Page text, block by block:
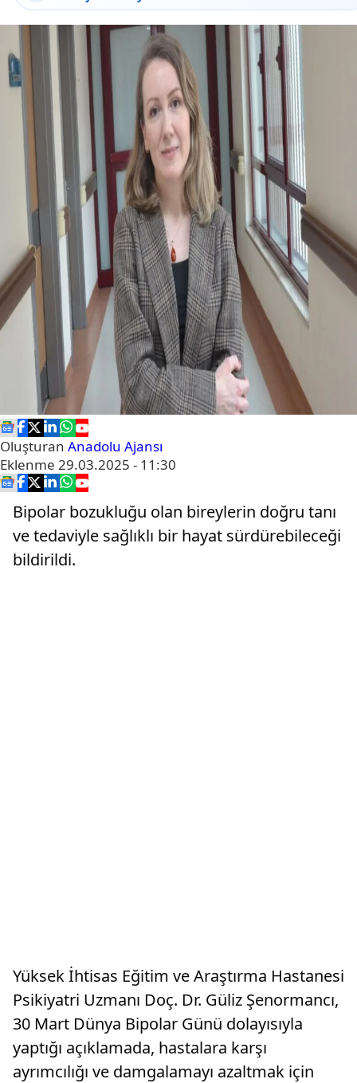
Oluşturan Anadolu Ajansı
Eklenme 29.03.2025 - 11:30
Bipolar bozukluğu olan bireylerin doğru tanı
ve tedaviyle sağlıklı bir hayat sürdürebileceği
bildirildi.
Yüksek İhtisas Eğitim ve Araştırma Hastanesi
Psikiyatri Uzmanı Doç. Dr. Güliz Şenormancı,
30 Mart Dünya Bipolar Günü dolayısıyla
yaptığı açıklamada, hastalara karşı
ayrımcılığı ve damgalamayı azaltmak için